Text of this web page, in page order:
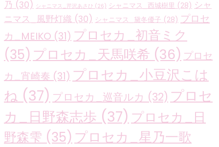
乃 (30) シャニマス_芹沢あさひ (26) シャニマス_西城樹里 (28) シャ
ニマス_風野灯織 (30) シャニマス_黛冬優子 (28) プロセ
カ_MEIKO (31) プロセカ_初音ミク
(35) プロセカ_天馬咲希 (36) プロセ
カ_宵崎奏 (31) プロセカ_小豆沢こは
ね (37) プロセカ_巡音ルカ (32) プロセ
カ_日野森志歩 (37) プロセカ_日
野森雫 (35) プロセカ_星乃一歌